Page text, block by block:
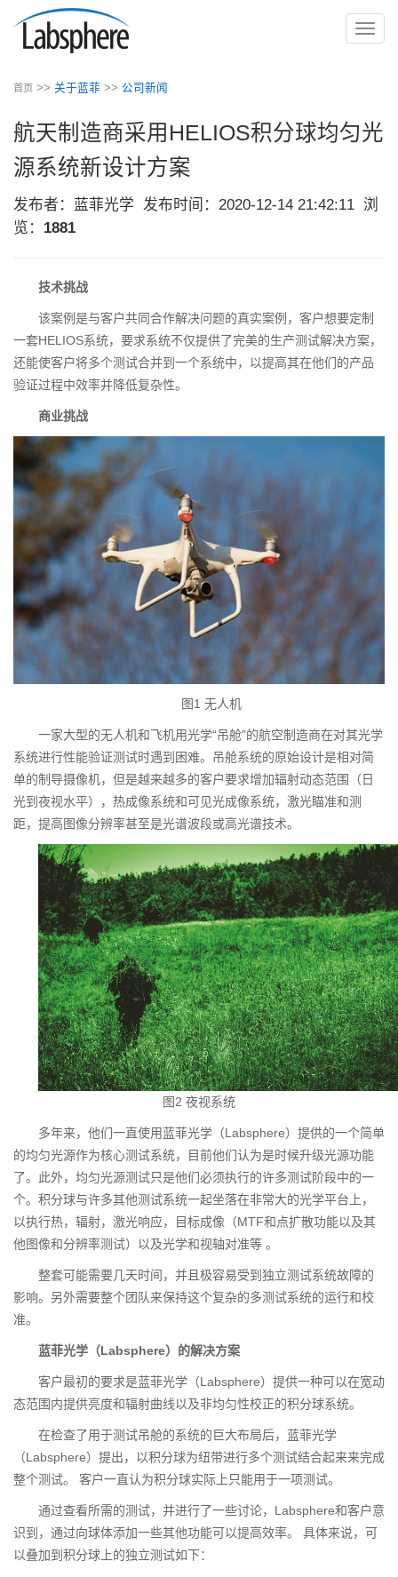
切
首页 >> 关于蓝菲 >> 公司新闻
航天制造商采用HELIOS积分球均匀光
源系统新设计方案
发布者：蓝菲光学 发布时间：2020-12-14 21:42:11 浏
览： 1881
技术挑战
该案例是与客户共同合作解决问题的真实案例，客户想要定制
一套HELIOS系统，要求系统不仅提供了完美的生产测试解决方案，
还能使客户将多个测试合并到一个系统中，以提高其在他们的产品
验证过程中效率并降低复杂性。
商业挑战
图1 无人机
一家大型的无人机和飞机用光学“吊舱”的航空制造商在对其光学
系统进行性能验证测试时遇到困难。吊舱系统的原始设计是相对简
单的制导摄像机，但是越来越多的客户要求增加辐射动态范围（日
光到夜视水平），热成像系统和可见光成像系统，激光瞄准和测
距，提高图像分辨率甚至是光谱波段或高光谱技术。
图2 夜视系统
多年来，他们一直使用蓝菲光学（Labsphere）提供的一个简单
的均匀光源作为核心测试系统，目前他们认为是时候升级光源功能
了。此外，均匀光源测试只是他们必须执行的许多测试阶段中的一
个。积分球与许多其他测试系统一起坐落在非常大的光学平台上，
以执行热，辐射，激光响应，目标成像（MTF和点扩散功能以及其
他图像和分辨率测试）以及光学和视轴对准等 。
整套可能需要几天时间，并且极容易受到独立测试系统故障的
影响。另外需要整个团队来保持这个复杂的多测试系统的运行和校
准。
蓝菲光学（Labsphere）的解决方案
客户最初的要求是蓝菲光学（Labsphere）提供一种可以在宽动
态范围内提供亮度和辐射曲线以及非均匀性校正的积分球系统。
在检查了用于测试吊舱的系统的巨大布局后，蓝菲光学
（Labsphere）提出，以积分球为纽带进行多个测试结合起来来完成
整个测试。 客户一直认为积分球实际上只能用于一项测试。
通过查看所需的测试，并进行了一些讨论，Labsphere和客户意
识到，通过向球体添加一些其他功能可以提高效率。 具体来说，可
以叠加到积分球上的独立测试如下：